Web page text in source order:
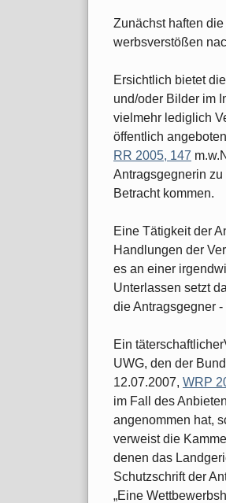
Zunächst haften
werbsverstößen
Ersichtlich bietet
und/oder Bilder im
vielmehr lediglich
öffentlich
RR 2005, 147
Antragsgegnerin
Betracht kommen.
Eine Tätigkeit der
Handlungen der
es an einer
Unterlassen setzt
die Antragsgegner
Ein
UWG, den der
12.07.2007, WRP
im Fall des
angenommen hat,
verweist die
denen das
Schutzschrift der
„Eine